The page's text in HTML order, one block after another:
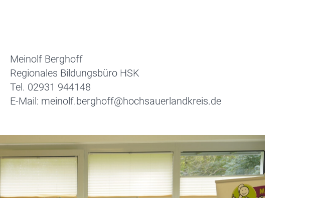
Meinolf Berghoff
Regionales Bildungsbüro HSK
Tel. 02931 944148
E-Mail: meinolf.berghoff@hochsauerlandkreis.de